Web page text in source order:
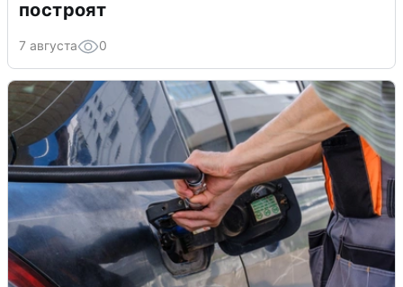
построят
7 августа 0